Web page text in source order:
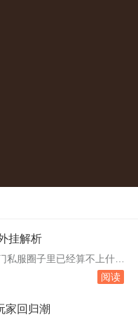
挂解析
私服圈子里已经算不上什么
按键精灵模拟鼠标拖拽地
度和私服本身的更新频率几
阅读
家回归潮